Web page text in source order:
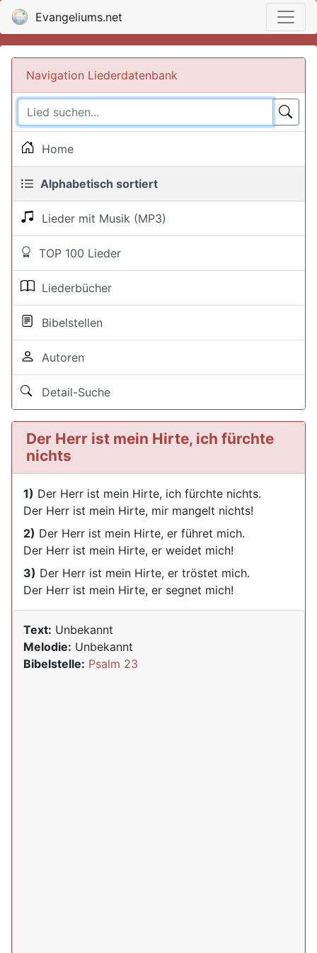
Evangeliums.net
Navigation Liederdatenbank
Home
Alphabetisch sortiert
Lieder mit Musik (MP3)
TOP 100 Lieder
Liederbücher
Bibelstellen
Autoren
Detail-Suche
Der Herr ist mein Hirte, ich fürchte
nichts
1) Der Herr ist mein Hirte, ich fürchte nichts.
Der Herr ist mein Hirte, mir mangelt nichts!
2) Der Herr ist mein Hirte, er führet mich.
Der Herr ist mein Hirte, er weidet mich!
3) Der Herr ist mein Hirte, er tröstet mich.
Der Herr ist mein Hirte, er segnet mich!
Text: Unbekannt
Melodie: Unbekannt
Bibelstelle: Psalm 23